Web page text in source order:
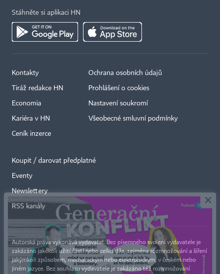
Stáhněte si aplikaci HN
Kontakty
Tiráž redakce HN
Economia
Kariéra v HN
Ceník inzerce
Ochrana osobních údajů
Prohlášení o cookies
Nastavení soukromí
Všeobecné smluvní podmínky
Koupit / darovat předplatné
Eventy
Newslettery
RSS kanály
Autorská práva vykonává vydavatel. Bez písemného svolení vydavatele je
zakázáno jakékoli užití částí nebo celku díla, zejména rozmnožování a šíření
jakýmkoli způsobem, mechanickým nebo elektronickým, v českém nebo
jiném jazyce. Bez souhlasu vydavatele je zakázáno též rozmnožování